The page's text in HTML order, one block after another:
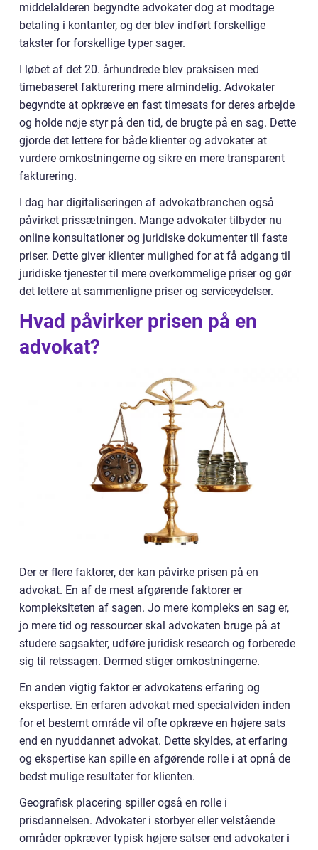
middelalderen begyndte advokater dog at modtage
betaling i kontanter, og der blev indført forskellige
takster for forskellige typer sager.
I løbet af det 20. århundrede blev praksisen med
timebaseret fakturering mere almindelig. Advokater
begyndte at opkræve en fast timesats for deres arbejde
og holde nøje styr på den tid, de brugte på en sag. Dette
gjorde det lettere for både klienter og advokater at
vurdere omkostningerne og sikre en mere transparent
fakturering.
I dag har digitaliseringen af advokatbranchen også
påvirket prissætningen. Mange advokater tilbyder nu
online konsultationer og juridiske dokumenter til faste
priser. Dette giver klienter mulighed for at få adgang til
juridiske tjenester til mere overkommelige priser og gør
det lettere at sammenligne priser og serviceydelser.
Hvad påvirker prisen på en
advokat?
Der er flere faktorer, der kan påvirke prisen på en
advokat. En af de mest afgørende faktorer er
kompleksiteten af sagen. Jo mere kompleks en sag er,
jo mere tid og ressourcer skal advokaten bruge på at
studere sagsakter, udføre juridisk research og forberede
sig til retssagen. Dermed stiger omkostningerne.
En anden vigtig faktor er advokatens erfaring og
ekspertise. En erfaren advokat med specialviden inden
for et bestemt område vil ofte opkræve en højere sats
end en nyuddannet advokat. Dette skyldes, at erfaring
og ekspertise kan spille en afgørende rolle i at opnå de
bedst mulige resultater for klienten.
Geografisk placering spiller også en rolle i
prisdannelsen. Advokater i storbyer eller velstående
områder opkræver typisk højere satser end advokater i